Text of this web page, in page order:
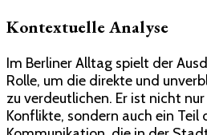
Kontextuelle Analyse
Im Berliner Alltag spielt der
Rolle, um die direkte und
zu verdeutlichen. Er ist nicht
Konflikte, sondern auch ein Teil